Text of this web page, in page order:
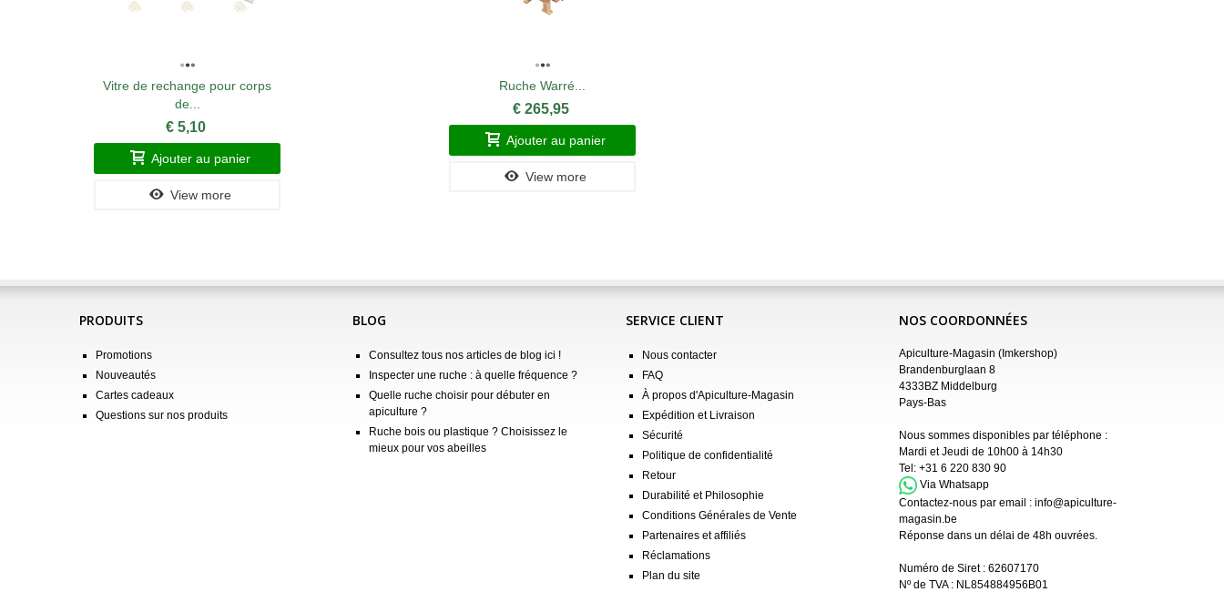
Vitre de rechange pour corps
de...
€ 5,10
Ajouter au panier
View more
Ruche Warré...
€ 265,95
Ajouter au panier
View more
PRODUITS
Promotions
Nouveautés
Cartes cadeaux
Questions sur nos produits
BLOG
Consultez tous nos articles de blog ici !
Inspecter une ruche : à quelle fréquence ?
Quelle ruche choisir pour débuter en
apiculture ?
Ruche bois ou plastique ? Choisissez le
mieux pour vos abeilles
SERVICE CLIENT
Nous contacter
FAQ
À propos d'Apiculture-Magasin
Expédition et Livraison
Sécurité
Politique de confidentialité
Retour
Durabilité et Philosophie
Conditions Générales de Vente
Partenaires et affiliés
Réclamations
Plan du site
NOS COORDONNÉES
Apiculture-Magasin (Imkershop)
Brandenburglaan 8
4333BZ Middelburg
Pays-Bas
Nous sommes disponibles par téléphone :
Mardi et Jeudi de 10h00 à 14h30
Tel: +31 6 220 830 90
Via Whatsapp
Contactez-nous par email : info@apiculture-
magasin.be
Réponse dans un délai de 48h ouvrées.
Numéro de Siret : 62607170
Nº de TVA : NL854884956B01